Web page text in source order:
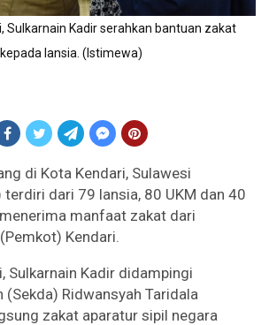
Sulkarnain Kadir serahkan bantuan zakat
kepada lansia. (Istimewa)
di Kota Kendari, Sulawesi
dari 79 lansia, 80 UKM dan 40
manfaat zakat dari
Kendari.
Sulkarnain Kadir didampingi
(Sekda) Ridwansyah Taridala
zakat aparatur sipil negara